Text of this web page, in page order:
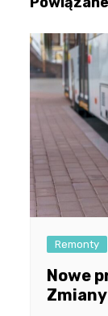
Remonty
Nowe